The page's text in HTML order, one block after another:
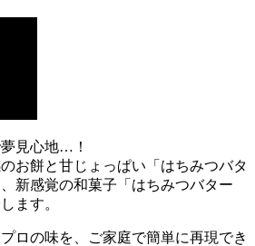
見心地…！
お餅と甘じょっぱい「はちみつバタ
新感覚の和菓子「はちみつバター
ます。
ロの味を、ご家庭で簡単に再現でき